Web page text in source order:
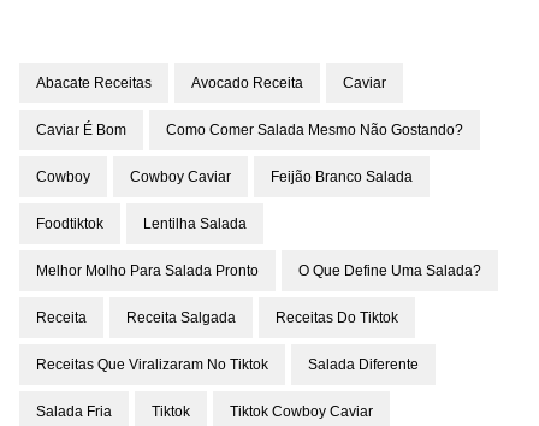
Abacate Receitas Avocado Receita Caviar
Caviar É Bom Como Comer Salada Mesmo Não Gostando?
Cowboy Cowboy Caviar Feijão Branco Salada
Foodtiktok Lentilha Salada
Melhor Molho Para Salada Pronto O Que Define Uma Salada?
Receita Receita Salgada Receitas Do Tiktok
Receitas Que Viralizaram No Tiktok Salada Diferente
Salada Fria Tiktok Tiktok Cowboy Caviar